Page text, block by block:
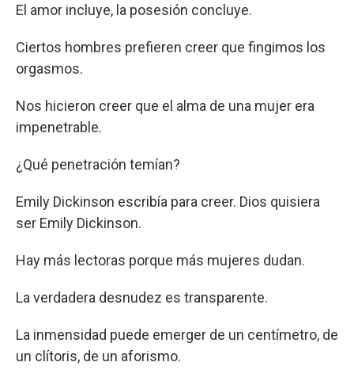
El amor incluye, la posesión concluye.
Ciertos hombres prefieren creer que fingimos los
orgasmos.
Nos hicieron creer que el alma de una mujer era
impenetrable.
¿Qué penetración temían?
Emily Dickinson escribía para creer. Dios quisiera
ser Emily Dickinson.
Hay más lectoras porque más mujeres dudan.
La verdadera desnudez es transparente.
La inmensidad puede emerger de un centímetro, de
un clítoris, de un aforismo.